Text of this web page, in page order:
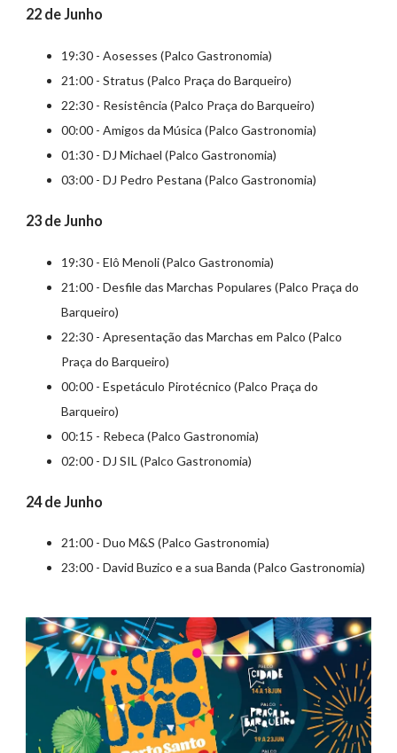
22 de Junho
19:30 - Aosesses (Palco Gastronomia)
21:00 - Stratus (Palco Praça do Barqueiro)
22:30 - Resistência (Palco Praça do Barqueiro)
00:00 - Amigos da Música (Palco Gastronomia)
01:30 - DJ Michael (Palco Gastronomia)
03:00 - DJ Pedro Pestana (Palco Gastronomia)
23 de Junho
19:30 - Elô Menoli (Palco Gastronomia)
21:00 - Desfile das Marchas Populares (Palco Praça do
Barqueiro)
22:30 - Apresentação das Marchas em Palco (Palco
Praça do Barqueiro)
00:00 - Espetáculo Pirotécnico (Palco Praça do
Barqueiro)
00:15 - Rebeca (Palco Gastronomia)
02:00 - DJ SIL (Palco Gastronomia)
24 de Junho
21:00 - Duo M&S (Palco Gastronomia)
23:00 - David Buzico e a sua Banda (Palco Gastronomia)